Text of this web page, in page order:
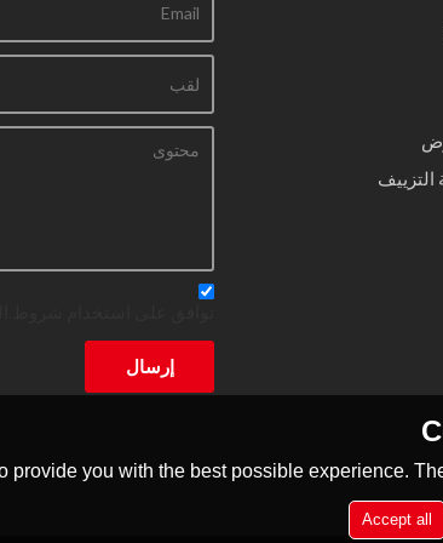
إرسال
provide you with the best possible experience.
Accept all